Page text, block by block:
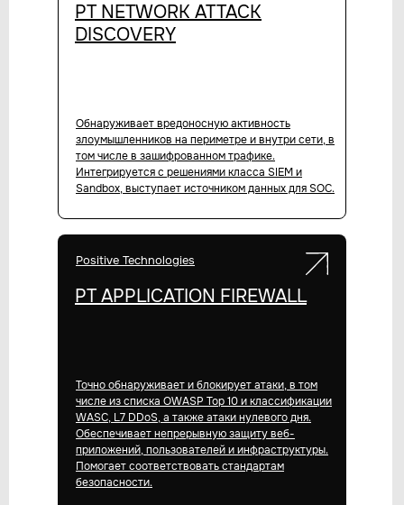
Positive Technologies
PT APPLICATION FIREWALL
Точно обнаруживает и блокирует атаки, в том
числе из списка OWASP Top 10 и классификации
WASC, L7 DDoS, а также атаки нулевого дня.
Обеспечивает непрерывную защиту веб-
приложений, пользователей и инфраструктуры.
Помогает соответствовать стандартам
безопасности.
PT NETWORK ATTACK
DISCOVERY
Обнаруживает вредоносную активность
злоумышленников на периметре и внутри сети, в
том числе в зашифрованном трафике.
Интегрируется с решениями класса SIEM и
Sandbox, выступает источником данных для SOC.